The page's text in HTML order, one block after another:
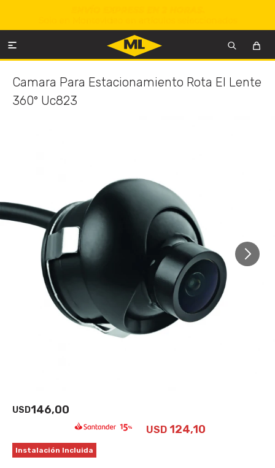

Camara Para Estacionamiento Rota El Lente
360° Uc823
USD146,00
USD 124,10
Instalación Incluida